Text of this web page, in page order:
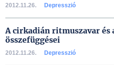
2012.11.26. Depresszió
A cirkadián ritmuszavar és
összefüggései
2012.11.26. Depresszió